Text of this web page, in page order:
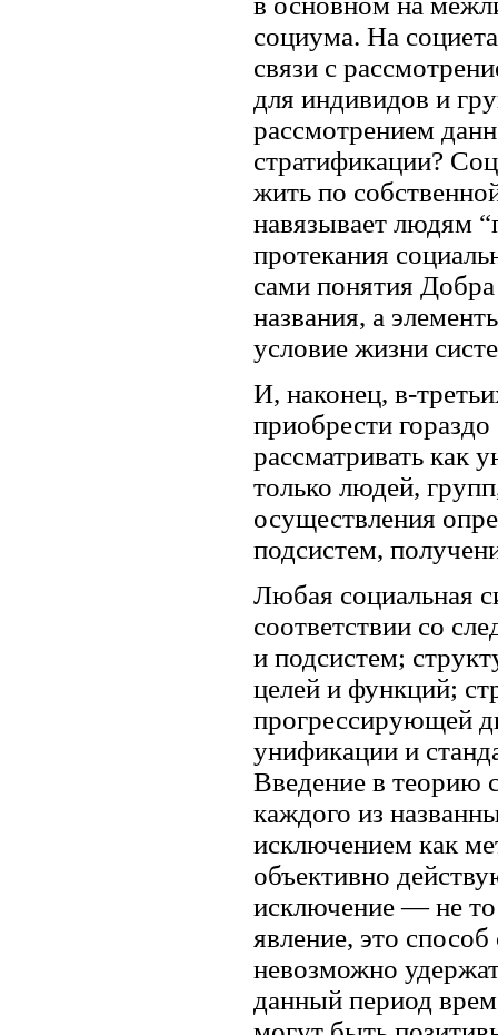
социума. На
связи с
для индивидов и
рассмотрением
стратификации?
жить по
навязывает людям
протекания
сами понятия
названия, а
условие жизни
И, наконец, в-
приобрести
рассматривать как
только людей,
осуществления
подсистем,
Любая социальная
соответствии со
и подсистем;
целей и функций;
прогрессирующей
унификации и
Введение в теорию
каждого из
исключением как
объективно
исключение — не то
явление, это
невозможно
данный период